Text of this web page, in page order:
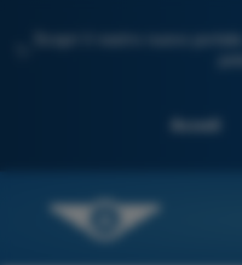
Scopri il nostro nuovo
Accedi